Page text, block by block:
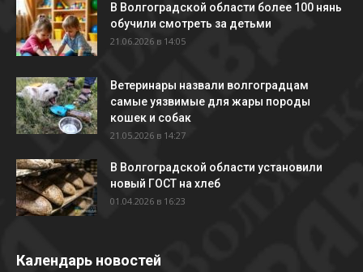
В Волгоградской области более 100 нянь
обучили смотреть за детьми
21.06.2026 в 14:05
Ветеринары назвали волгоградцам
самые уязвимые для жары породы
кошек и собак
21.05.2026 в 14:27
В Волгоградской области установили
новый ГОСТ на хлеб
01.04.2026 в 16:23
Календарь новостей